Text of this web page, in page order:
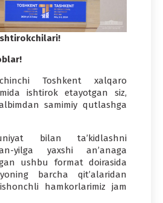
Toshkent xalqaro
ishtirok etayotgan siz,
samimiy qutlashga
bilan ta’kidlashni
yilga yaxshi an’anaga
ushbu format doirasida
barcha qit’alaridan
hamkorlarimiz jam